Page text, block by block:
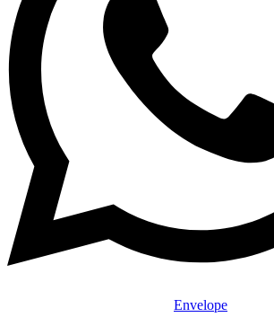
Envelope